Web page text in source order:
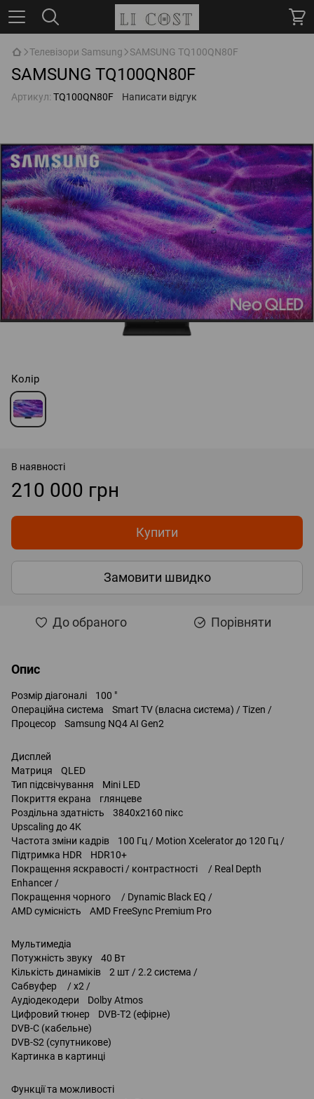
Телевізори Samsung SAMSUNG TQ100QN80F
SAMSUNG TQ100QN80F
Артикул: TQ100QN80F Написати відгук
Колір
В наявності
210 000 грн
Купити
Замовити швидко
До обраного Порівняти
Опис
Розмір діагоналі 100 "
Операційна система Smart TV (власна система) / Tizen /
Процесор Samsung NQ4 AI Gen2
Дисплей
Матриця QLED
Тип підсвічування Mini LED
Покриття екрана глянцеве
Роздільна здатність 3840x2160 пікс
Upscaling до 4K
Частота зміни кадрів 100 Гц / Motion Xcelerator до 120 Гц /
Підтримка HDR HDR10+
Покращення яскравості / контрастності / Real Depth
Enhancer /
Покращення чорного / Dynamic Black EQ /
AMD сумісність AMD FreeSync Premium Pro
Мультимедіа
Потужність звуку 40 Вт
Кількість динаміків 2 шт / 2.2 система /
Сабвуфер / x2 /
Аудіодекодери Dolby Atmos
Цифровий тюнер DVB-T2 (ефірне)
DVB-C (кабельне)
DVB-S2 (супутникове)
Картинка в картинці
Функції та можливості